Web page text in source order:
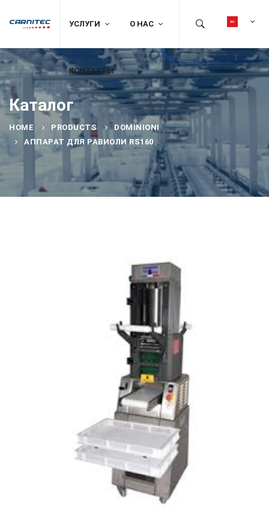
УСЛУГИ О НАС
КОНТАКТЫ
Каталог
HOME PRODUCTS
DOMINIONI
АППАРАТ ДЛЯ РАВИОЛИ RS160